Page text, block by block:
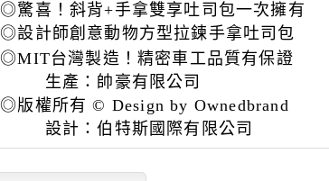
◎驚喜！斜背+手拿雙享吐司包一次擁有
◎設計師創意動物方型拉鍊手拿吐司包
◎MIT台灣製造！精密車工品質有保證
生產：帥豪有限公司
◎版權所有 © Design by Ownedbrand
設計：伯特斯國際有限公司